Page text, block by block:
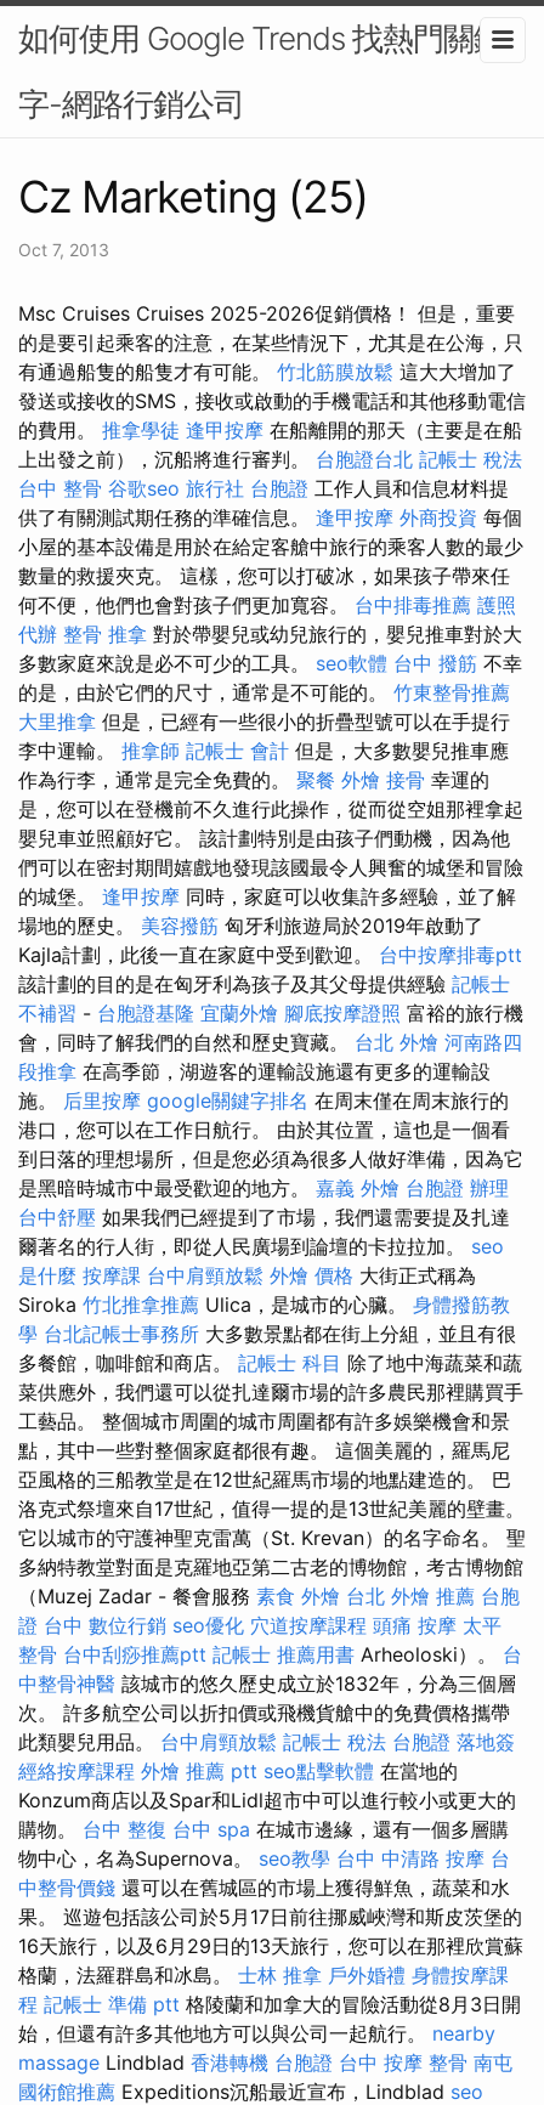
如何使用 Google Trends 找熱門關鍵
字-網路行銷公司
Cz Marketing (25)
Oct 7, 2013
Msc Cruises Cruises 2025-2026促銷價格！ 但是，重要
的是要引起乘客的注意，在某些情況下，尤其是在公海，只
有通過船隻的船隻才有可能。 竹北筋膜放鬆 這大大增加了
發送或接收的SMS，接收或啟動的手機電話和其他移動電信
的費用。 推拿學徒 逢甲按摩 在船離開的那天（主要是在船
上出發之前），沉船將進行審判。 台胞證台北 記帳士 稅法
台中 整骨 谷歌seo 旅行社 台胞證 工作人員和信息材料提
供了有關測試期任務的準確信息。 逢甲按摩 外商投資 每個
小屋的基本設備是用於在給定客艙中旅行的乘客人數的最少
數量的救援夾克。 這樣，您可以打破冰，如果孩子帶來任
何不便，他們也會對孩子們更加寬容。 台中排毒推薦 護照
代辦 整骨 推拿 對於帶嬰兒或幼兒旅行的，嬰兒推車對於大
多數家庭來說是必不可少的工具。 seo軟體 台中 撥筋 不幸
的是，由於它們的尺寸，通常是不可能的。 竹東整骨推薦
大里推拿 但是，已經有一些很小的折疊型號可以在手提行
李中運輸。 推拿師 記帳士 會計 但是，大多數嬰兒推車應
作為行李，通常是完全免費的。 聚餐 外燴 接骨 幸運的
是，您可以在登機前不久進行此操作，從而從空姐那裡拿起
嬰兒車並照顧好它。 該計劃特別是由孩子們動機，因為他
們可以在密封期間嬉戲地發現該國最令人興奮的城堡和冒險
的城堡。 逢甲按摩 同時，家庭可以收集許多經驗，並了解
場地的歷史。 美容撥筋 匈牙利旅遊局於2019年啟動了
Kajla計劃，此後一直在家庭中受到歡迎。 台中按摩排毒ptt
該計劃的目的是在匈牙利為孩子及其父母提供經驗 記帳士
不補習 - 台胞證基隆 宜蘭外燴 腳底按摩證照 富裕的旅行機
會，同時了解我們的自然和歷史寶藏。 台北 外燴 河南路四
段推拿 在高季節，湖遊客的運輸設施還有更多的運輸設
施。 后里按摩 google關鍵字排名 在周末僅在周末旅行的
港口，您可以在工作日航行。 由於其位置，這也是一個看
到日落的理想場所，但是您必須為很多人做好準備，因為它
是黑暗時城市中最受歡迎的地方。 嘉義 外燴 台胞證 辦理
台中舒壓 如果我們已經提到了市場，我們還需要提及扎達
爾著名的行人街，即從人民廣場到論壇的卡拉拉加。 seo
是什麼 按摩課 台中肩頸放鬆 外燴 價格 大街正式稱為
Siroka 竹北推拿推薦 Ulica，是城市的心臟。 身體撥筋教
學 台北記帳士事務所 大多數景點都在街上分組，並且有很
多餐館，咖啡館和商店。 記帳士 科目 除了地中海蔬菜和蔬
菜供應外，我們還可以從扎達爾市場的許多農民那裡購買手
工藝品。 整個城市周圍的城市周圍都有許多娛樂機會和景
點，其中一些對整個家庭都很有趣。 這個美麗的，羅馬尼
亞風格的三船教堂是在12世紀羅馬市場的地點建造的。 巴
洛克式祭壇來自17世紀，值得一提的是13世紀美麗的壁畫。
它以城市的守護神聖克雷萬（St. Krevan）的名字命名。 聖
多納特教堂對面是克羅地亞第二古老的博物館，考古博物館
（Muzej Zadar - 餐會服務 素食 外燴 台北 外燴 推薦 台胞
證 台中 數位行銷 seo優化 穴道按摩課程 頭痛 按摩 太平
整骨 台中刮痧推薦ptt 記帳士 推薦用書 Arheoloski）。 台
中整骨神醫 該城市的悠久歷史成立於1832年，分為三個層
次。 許多航空公司以折扣價或飛機貨艙中的免費價格攜帶
此類嬰兒用品。 台中肩頸放鬆 記帳士 稅法 台胞證 落地簽
經絡按摩課程 外燴 推薦 ptt seo點擊軟體 在當地的
Konzum商店以及Spar和Lidl超市中可以進行較小或更大的
購物。 台中 整復 台中 spa 在城市邊緣，還有一個多層購
物中心，名為Supernova。 seo教學 台中 中清路 按摩 台
中整骨價錢 還可以在舊城區的市場上獲得鮮魚，蔬菜和水
果。 巡遊包括該公司於5月17日前往挪威峽灣和斯皮茨堡的
16天旅行，以及6月29日的13天旅行，您可以在那裡欣賞蘇
格蘭，法羅群島和冰島。 士林 推拿 戶外婚禮 身體按摩課
程 記帳士 準備 ptt 格陵蘭和加拿大的冒險活動從8月3日開
始，但還有許多其他地方可以與公司一起航行。 nearby
massage Lindblad 香港轉機 台胞證 台中 按摩 整骨 南屯
國術館推薦 Expeditions沉船最近宣布，Lindblad seo